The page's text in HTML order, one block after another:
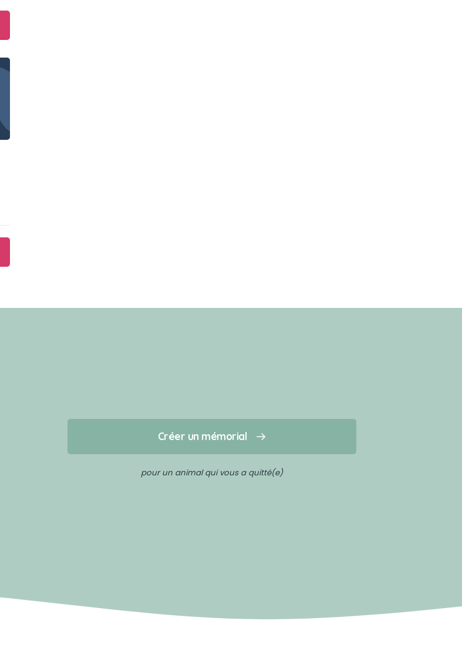
Créer un mémorial
pour un animal qui vous a quitté(e)